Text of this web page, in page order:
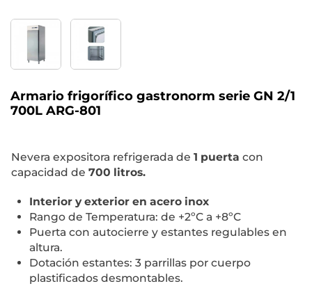
Armario frigorífico gastronorm serie GN 2/1
700L ARG-801
Nevera expositora refrigerada de 1 puerta con
capacidad de 700 litros.
Interior y exterior en acero inox
Rango de Temperatura: de +2ºC a +8ºC
Puerta con autocierre y estantes regulables en
altura.
Dotación estantes: 3 parrillas por cuerpo
plastificados desmontables.